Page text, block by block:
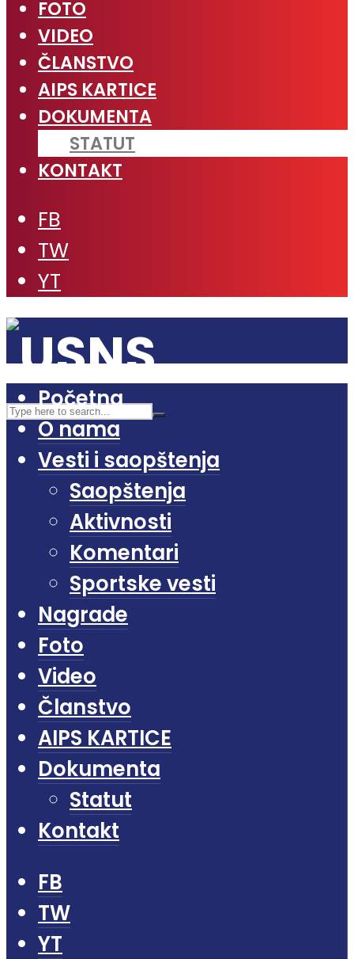
FOTO
VIDEO
ČLANSTVO
AIPS KARTICE
DOKUMENTA
STATUT
KONTAKT
FB
TW
YT
Početna
O nama
Vesti i saopštenja
Saopštenja
Aktivnosti
Komentari
Sportske vesti
Nagrade
Foto
Video
Članstvo
AIPS KARTICE
Dokumenta
Statut
Kontakt
FB
TW
YT